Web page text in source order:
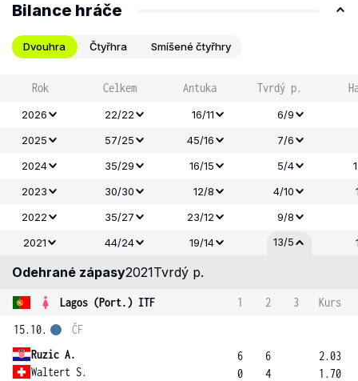
Bilance hráče
Dvouhra Čtyřhra Smíšené čtyřhry
Rok Celkem Antuka Tvrdý p.
2026 22/22 16/11
6/9
2025
57/25 45/16
7/6
2024
35/29 16/15 5/4
2023
30/30 12/8 4/10
2022
35/27 23/12
9/8
2021
44/24 19/14 13/5
Odehrané zápasy2021Tvrdý p.
Lagos (Port.) ITF 1 2 3
Kurs
15.10.
Ruzic A.
Waltert S.
ČF
6
0
6
4
2.03
1.70